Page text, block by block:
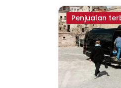
Penjualan